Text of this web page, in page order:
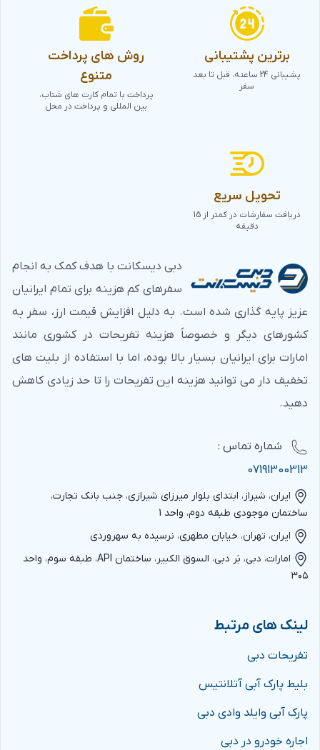
برترین پشتیبانی
پشیبانی 24 ساعته، قبل تا بعد
سفر
روش های پرداخت
متنوع
پرداخت با تمام کارت های شتاب،
بین المللی و پرداخت در محل
تحویل سریع
دریافت سفارشات در کمتر از 15
دقیقه
دبی دیسکانت با هدف کمک به انجام
سفرهای کم هزینه برای تمام ایرانیان
عزیز پایه گذاری شده است. به دلیل افزایش قیمت ارز، سفر به
کشورهای دیگر و خصوصاً هزینه تفریحات در کشوری مانند
امارات برای ایرانیان بسیار بالا بوده، اما با استفاده از بلیت های
تخفیف دار می توانید هزینه این تفریحات را تا حد زیادی کاهش
دهید.
شماره‌ تماس :
07191300313
ایران، شیراز، ابتدای بلوار میرزای شیرازی، جنب بانک تجارت،
ساختمان موجودی طبقه دوم، واحد 1
ایران، تهران، خیابان مطهری، نرسیده به سهروردی
امارات، دبی، بَر دبی، السوق الکبیر، ساختمان API، طبقه سوم، واحد
۳۰۵
لینک های مرتبط
تفریحات دبی
بلیط پارک آبی آتلانتیس
پارک آبی وایلد وادی دبی
اجاره خودرو در دبی